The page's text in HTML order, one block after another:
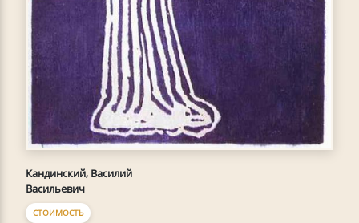
Кандинский, Василий
Васильевич
СТОИМОСТЬ